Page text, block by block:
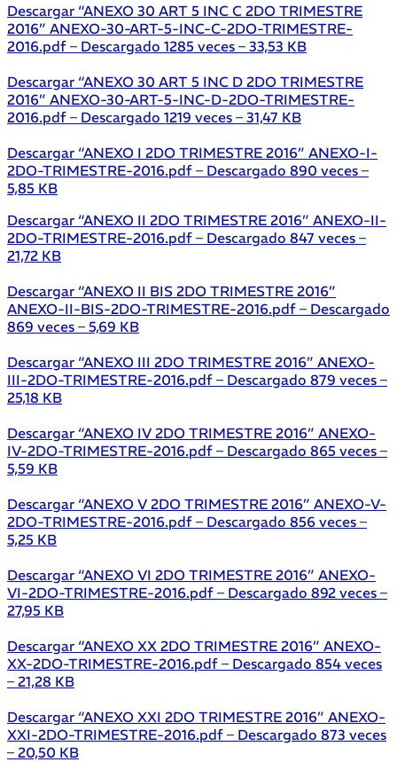
Descargar “ANEXO 30 ART 5 INC C 2DO TRIMESTRE
2016” ANEXO-30-ART-5-INC-C-2DO-TRIMESTRE-
2016.pdf – Descargado 1285 veces – 33,53 KB
Descargar “ANEXO 30 ART 5 INC D 2DO TRIMESTRE
2016” ANEXO-30-ART-5-INC-D-2DO-TRIMESTRE-
2016.pdf – Descargado 1219 veces – 31,47 KB
Descargar “ANEXO I 2DO TRIMESTRE 2016” ANEXO-I-
2DO-TRIMESTRE-2016.pdf – Descargado 890 veces –
5,85 KB
Descargar “ANEXO II 2DO TRIMESTRE 2016” ANEXO-II-
2DO-TRIMESTRE-2016.pdf – Descargado 847 veces –
21,72 KB
Descargar “ANEXO II BIS 2DO TRIMESTRE 2016”
ANEXO-II-BIS-2DO-TRIMESTRE-2016.pdf – Descargado
869 veces – 5,69 KB
Descargar “ANEXO III 2DO TRIMESTRE 2016” ANEXO-
III-2DO-TRIMESTRE-2016.pdf – Descargado 879 veces –
25,18 KB
Descargar “ANEXO IV 2DO TRIMESTRE 2016” ANEXO-
IV-2DO-TRIMESTRE-2016.pdf – Descargado 865 veces –
5,59 KB
Descargar “ANEXO V 2DO TRIMESTRE 2016” ANEXO-V-
2DO-TRIMESTRE-2016.pdf – Descargado 856 veces –
5,25 KB
Descargar “ANEXO VI 2DO TRIMESTRE 2016” ANEXO-
VI-2DO-TRIMESTRE-2016.pdf – Descargado 892 veces –
27,95 KB
Descargar “ANEXO XX 2DO TRIMESTRE 2016” ANEXO-
XX-2DO-TRIMESTRE-2016.pdf – Descargado 854 veces
– 21,28 KB
Descargar “ANEXO XXI 2DO TRIMESTRE 2016” ANEXO-
XXI-2DO-TRIMESTRE-2016.pdf – Descargado 873 veces
– 20,50 KB